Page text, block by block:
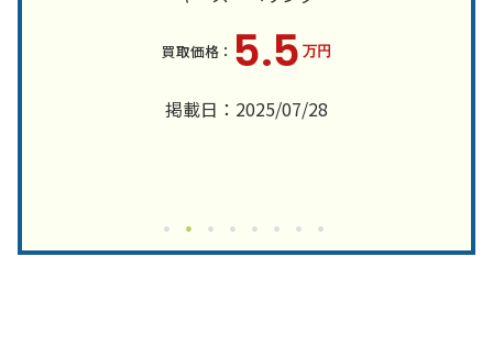
5.5 万円
掲載日：2025/07/28